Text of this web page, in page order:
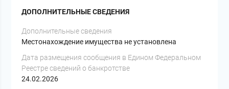
ДОПОЛНИТЕЛЬНЫЕ СВЕДЕНИЯ
Дополнительные сведения
Местонахождение имущества не установлена
Дата размещения сообщения в Едином Федеральном
Реестре сведений о банкротстве
24.02.2026